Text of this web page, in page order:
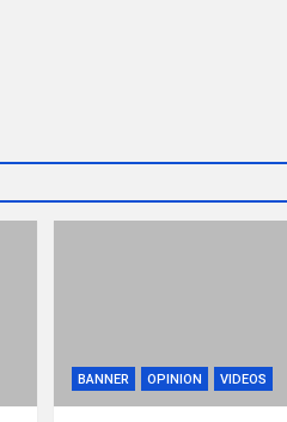
BANNER OPINION VIDEOS